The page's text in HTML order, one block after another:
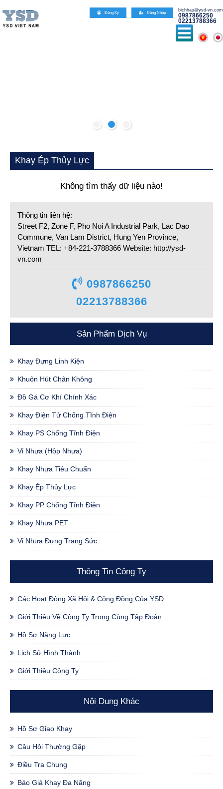
Khay Ép Thủy Lực
Không tìm thấy dữ liệu nào!
Thông tin liên hệ:
Street F2, Zone F, Pho Noi A Industrial Park, Lac Dao
Commune, Van Lam District, Hung Yen Province,
Vietnam TEL: +84-221-3788366 Website: http://ysd-
vn.com
0987866250
02213788366
Sản Phẩm Dịch Vụ
Khay Đựng Linh Kiện
Khuôn Hút Chân Không
Đồ Gá Cơ Khí Chính Xác
Khay Điện Tử Chống Tĩnh Điện
Khay PS Chống Tĩnh Điện
Vỉ Nhựa (hộp Nhựa)
Khay Nhựa Tiêu Chuẩn
Khay Ép Thủy Lực
Khay PP Chống Tĩnh Điện
Khay Nhựa PET
Vỉ Nhựa Đựng Trang Sức
Thông Tin Công Ty
Các Hoạt Động Xã Hội & Cộng Đồng Của YSD
Giới Thiệu Về Công Ty Trong Cùng Tập Đoàn
Hồ Sơ Năng Lực
Lịch Sử Hình Thành
Giới Thiệu Công Ty
Nội Dung Khác
Hồ Sơ Giao Khay
Câu Hỏi Thường Gặp
Điều Tra Chung
Báo Giá Khay Đa Năng